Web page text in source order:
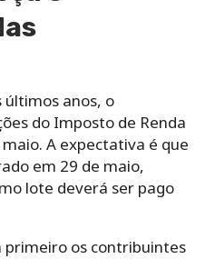
últimos anos, o
do Imposto de Renda
A expectativa é que
em 29 de maio,
lote deverá ser pago
os contribuintes